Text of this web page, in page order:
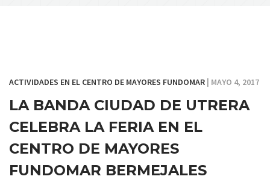
ACTIVIDADES EN EL CENTRO DE MAYORES FUNDOMAR | MAYO 4, 2017
LA BANDA CIUDAD DE UTRERA
CELEBRA LA FERIA EN EL
CENTRO DE MAYORES
FUNDOMAR BERMEJALES